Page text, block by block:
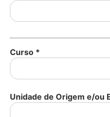
Curso *
Unidade de Origem e/ou